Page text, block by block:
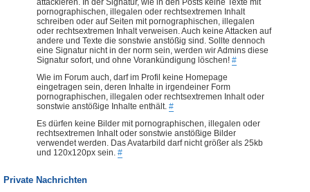
attackieren. In der Signatur, wie in den Posts keine Texte mit
pornographischen, illegalen oder rechtsextremen Inhalt
schreiben oder auf Seiten mit pornographischen, illegalen
oder rechtsextremen Inhalt verweisen. Auch keine Attacken auf
andere und Texte die sonstwie anstößig sind. Sollte dennoch
eine Signatur nicht in der norm sein, werden wir Admins diese
Signatur sofort, und ohne Vorankündigung löschen! #
Wie im Forum auch, darf im Profil keine Homepage
eingetragen sein, deren Inhalte in irgendeiner Form
pornographischen, illegalen oder rechtsextremen Inhalt oder
sonstwie anstößige Inhalte enthält. #
Es dürfen keine Bilder mit pornographischen, illegalen oder
rechtsextremen Inhalt oder sonstwie anstößige Bilder
verwendet werden. Das Avatarbild darf nicht größer als 25kb
und 120x120px sein. #
Private Nachrichten